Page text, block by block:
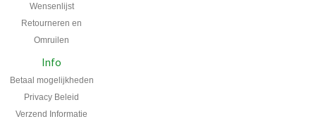
Wensenlijst
Retourneren en
Omruilen
Info
Betaal mogelijkheden
Privacy Beleid
Verzend Informatie